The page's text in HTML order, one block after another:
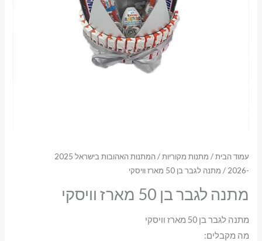
עמוד הבית/ מתנות מקוריות/
המתנות האהובות בישראל 2025
-2026
/ מתנה לגבר בן 50 מארז וויסקי
מתנה לגבר בן 50 מארז וויסקי
מתנה לגבר בן 50 מארז וויסקי
מה מקבלים: